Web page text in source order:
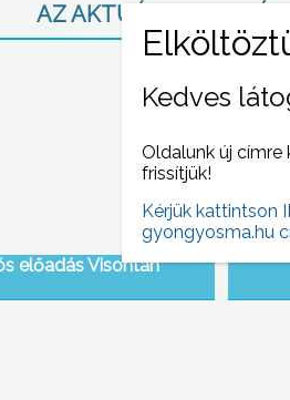
AZ AKTUÁLIS NAPI HÍREI
előadás Visontán
Kedves
Oldalunk új
frissítjük!
Kérjük kattintson
gyongyosma.hu